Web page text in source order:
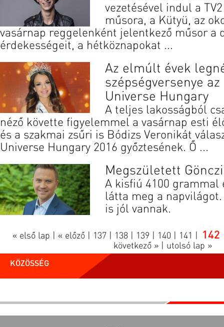
vezetésével indul a
műsora, a Kütyü, az
vasárnap reggelenként jelentkező műsor a
érdekességeit, a hétköznapokat ...
Az elmúlt évek
szépségversenye
Universe Hungary
A teljes lakosságból
néző követte figyelemmel a vasárnap esti
és a szakmai zsűri is Bódizs Veronikát
Universe Hungary 2016 győztesének. Ő ...
Megszületett
A kisfiú 4100 grammal
látta meg a
is jól vannak.
« első lap « előző| 137 138| 139 140 141 142
következő »| utolsó lap »
KÖZÖSSÉG